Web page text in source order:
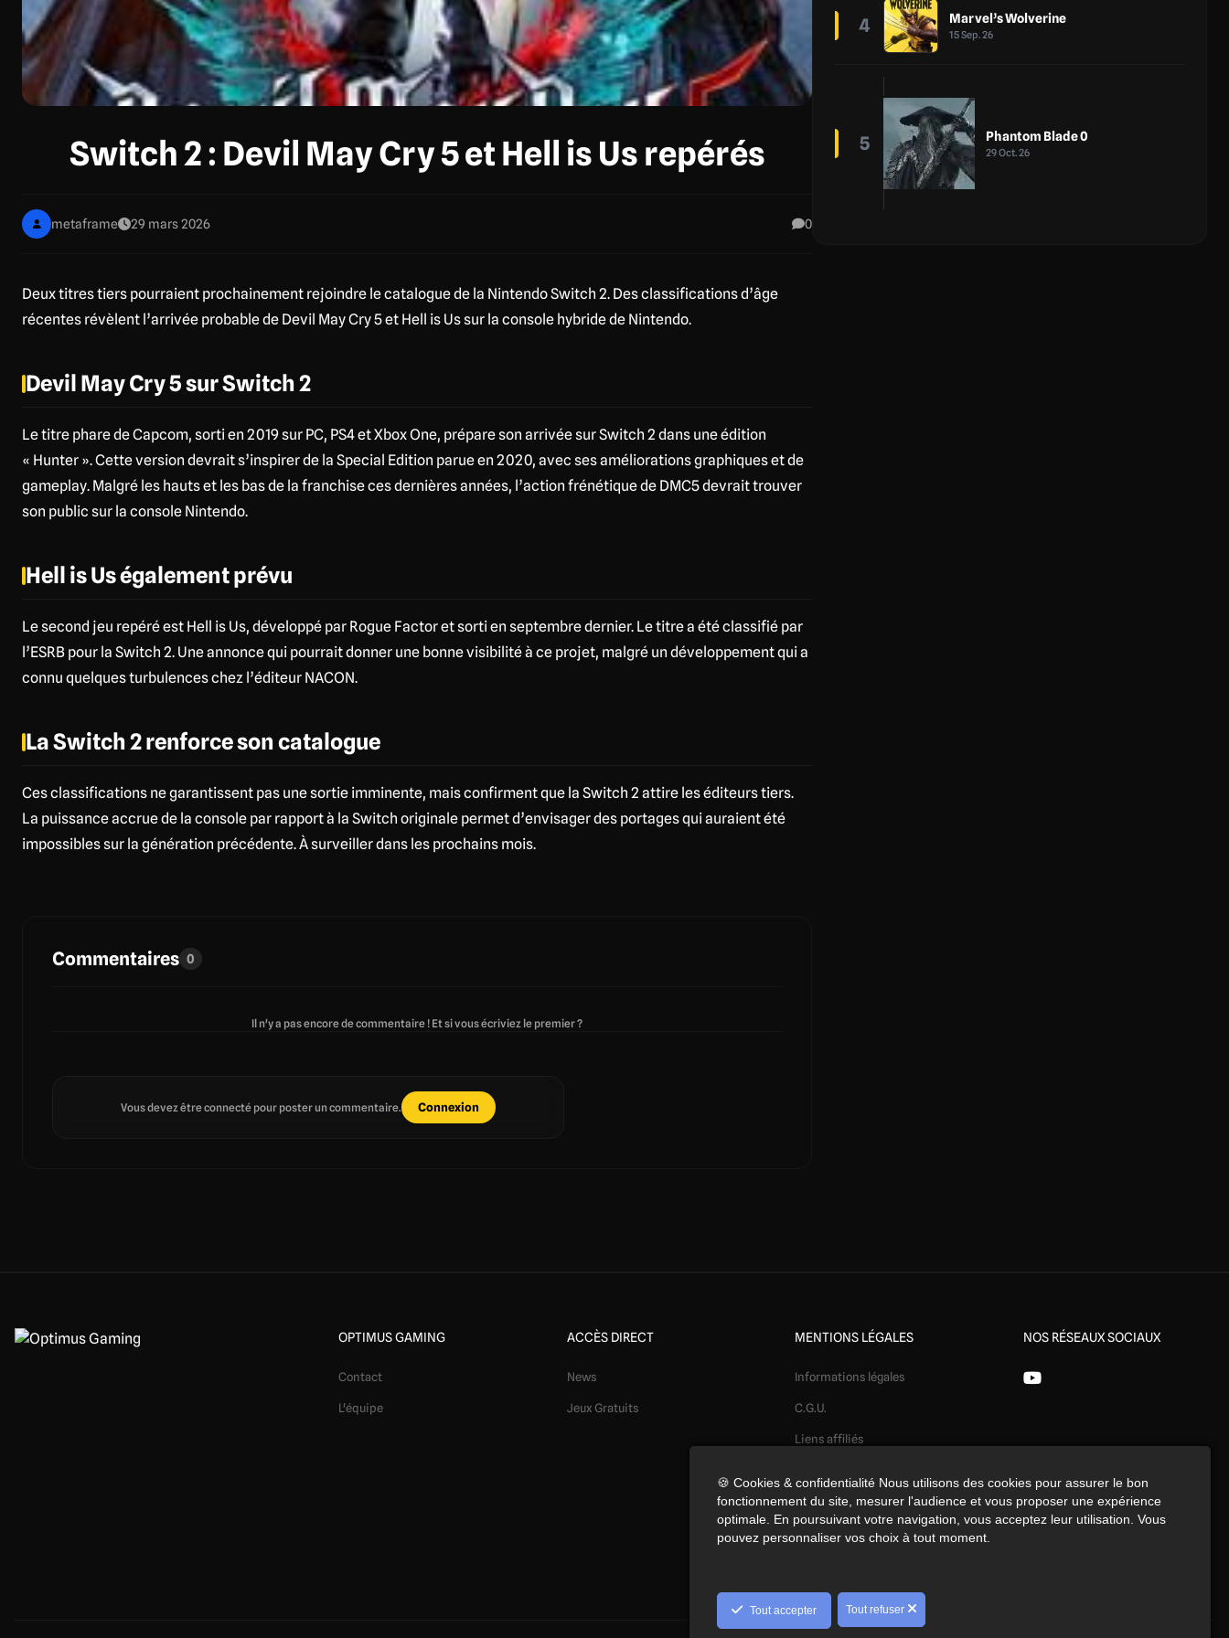
Switch 2 : Devil May Cry 5 et Hell is Us repérés
metaframe 29 mars 2026 0
Deux titres tiers pourraient prochainement rejoindre le catalogue de la Nintendo Switch 2. Des classifications d’âge
récentes révèlent l’arrivée probable de Devil May Cry 5 et Hell is Us sur la console hybride de Nintendo.
Devil May Cry 5 sur Switch 2
Le titre phare de Capcom, sorti en 2019 sur PC, PS4 et Xbox One, prépare son arrivée sur Switch 2 dans une édition
« Hunter ». Cette version devrait s’inspirer de la Special Edition parue en 2020, avec ses améliorations graphiques et de
gameplay. Malgré les hauts et les bas de la franchise ces dernières années, l’action frénétique de DMC5 devrait trouver
son public sur la console Nintendo.
Hell is Us également prévu
Le second jeu repéré est Hell is Us, développé par Rogue Factor et sorti en septembre dernier. Le titre a été classifié par
l’ESRB pour la Switch 2. Une annonce qui pourrait donner une bonne visibilité à ce projet, malgré un développement qui a
connu quelques turbulences chez l’éditeur NACON.
La Switch 2 renforce son catalogue
Ces classifications ne garantissent pas une sortie imminente, mais confirment que la Switch 2 attire les éditeurs tiers.
La puissance accrue de la console par rapport à la Switch originale permet d’envisager des portages qui auraient été
impossibles sur la génération précédente. À surveiller dans les prochains mois.
Commentaires 0
Il n'y a pas encore de commentaire ! Et si vous écriviez le premier ?
Vous devez être connecté pour poster un commentaire. Connexion
4 Marvel’s Wolverine
15 Sep. 26
5 Phantom Blade 0
29 Oct. 26
OPTIMUS GAMING
Contact
L'équipe
ACCÈS DIRECT
News
Jeux Gratuits
MENTIONS LÉGALES
Informations légales
C.G.U.
Liens affiliés
Confidentialité
Cookies
NOS RÉSEAUX SOCIAUX
🍪 Cookies & confidentialité Nous utilisons des cookies pour assurer le bon
fonctionnement du site, mesurer l'audience et vous proposer une expérience
optimale. En poursuivant votre navigation, vous acceptez leur utilisation. Vous
pouvez personnaliser vos choix à tout moment.
Tout accepter Tout refuser